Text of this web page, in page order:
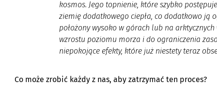
kosmos. Jego topnienie, które szybko
ziemię dodatkowego ciepła, co dodatkowo ją
położony wysoko w górach lub na
wzrostu poziomu morza i do ograniczenia
niepokojące efekty, które już niestety teraz
Co może zrobić każdy z nas, aby zatrzymać ten proces?